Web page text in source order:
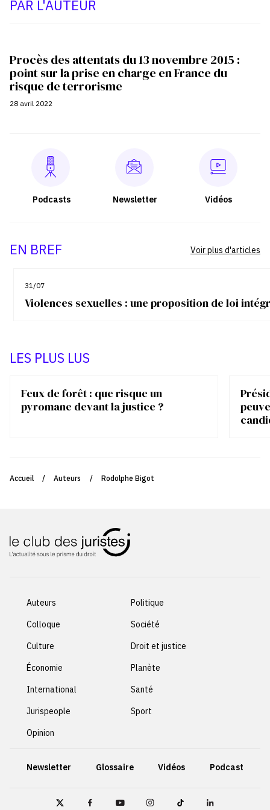
PAR L'AUTEUR
Procès des attentats du 13 novembre 2015 :
point sur la prise en charge en France du
risque de terrorisme
28 avril 2022
Podcasts Newsletter Vidéos
EN BREF
31/07
Violences sexuelles : une proposition de loi
Voir plus d'articles
LES PLUS LUS
Feux de forêt : que risque un
pyromane devant la justice ?
Accueil / Auteurs / Rodolphe Bigot
Auteurs
Colloque
Culture
Économie
International
Jurispeople
Opinion
Politique
Société
Droit et justice
Planète
Santé
Sport
Newsletter Glossaire Vidéos Podcast